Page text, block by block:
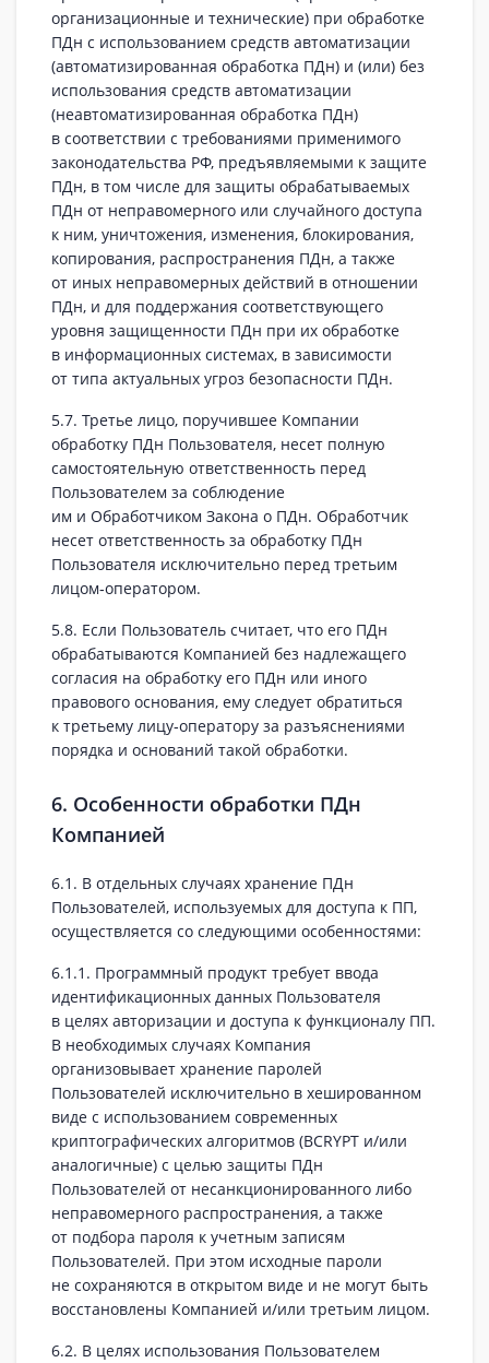
организационные и технические) при обработке
ПДн с использованием средств автоматизации
(автоматизированная обработка ПДн) и (или) без
использования средств автоматизации
(неавтоматизированная обработка ПДн)
в соответствии с требованиями применимого
законодательства РФ, предъявляемыми к защите
ПДн, в том числе для защиты обрабатываемых
ПДн от неправомерного или случайного доступа
к ним, уничтожения, изменения, блокирования,
копирования, распространения ПДн, а также
от иных неправомерных действий в отношении
ПДн, и для поддержания соответствующего
уровня защищенности ПДн при их обработке
в информационных системах, в зависимости
от типа актуальных угроз безопасности ПДн.
5.7. Третье лицо, поручившее Компании
обработку ПДн Пользователя, несет полную
самостоятельную ответственность перед
Пользователем за соблюдение
им и Обработчиком Закона о ПДн. Обработчик
несет ответственность за обработку ПДн
Пользователя исключительно перед третьим
лицом‑оператором.
5.8. Если Пользователь считает, что его ПДн
обрабатываются Компанией без надлежащего
согласия на обработку его ПДн или иного
правового основания, ему следует обратиться
к третьему лицу‑оператору за разъяснениями
порядка и оснований такой обработки.
6. Особенности обработки ПДн
Компанией
6.1. В отдельных случаях хранение ПДн
Пользователей, используемых для доступа к ПП,
осуществляется со следующими особенностями:
6.1.1. Программный продукт требует ввода
идентификационных данных Пользователя
в целях авторизации и доступа к функционалу ПП.
В необходимых случаях Компания
организовывает хранение паролей
Пользователей исключительно в хешированном
виде с использованием современных
криптографических алгоритмов (BCRYPT и/или
аналогичные) с целью защиты ПДн
Пользователей от несанкционированного либо
неправомерного распространения, а также
от подбора пароля к учетным записям
Пользователей. При этом исходные пароли
не сохраняются в открытом виде и не могут быть
восстановлены Компанией и/или третьим лицом.
6.2. В целях использования Пользователем